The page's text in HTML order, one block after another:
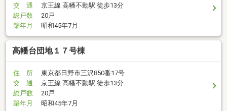
交 通
京王線 高幡不動駅 徒歩13分
総戸数
20戸
築年月
昭和45年7月
高幡台団地１７号棟
住 所
東京都日野市三沢850番17号
交 通
京王線 高幡不動駅 徒歩13分
総戸数
20戸
築年月
昭和45年7月